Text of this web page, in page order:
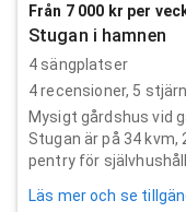
Från 7 000 kr per
Stugan i hamnen
4 sängplatser
4recensioner, 5
Mysigt gårdshus vid
Stugan är på 34 kvm,
pentry för självhushåll,
Läs mer och se